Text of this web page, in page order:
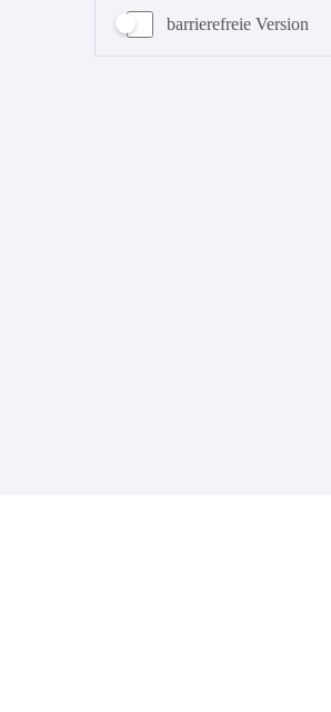
barrierefreie Version